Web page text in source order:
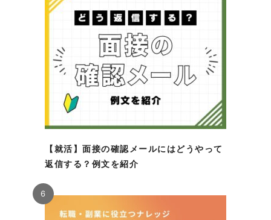
【就活】面接の確認メールにはどうやって
返信する？例文を紹介
6